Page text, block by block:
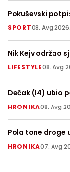
Pokuševski
SPORT08. Avg 2026.
Nik Kejv održao
LIFESTYLE08. Avg
Dečak (14) ubio
prethodno
HRONIKA08. Avg
Pola tone droge
HRONIKA07. Avg